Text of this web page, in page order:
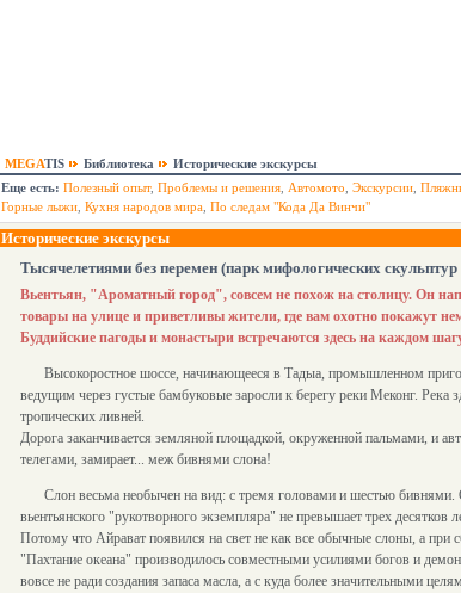
MEGATIS Библиотека
Исторические экскурсы
Еще есть: Полезный опыт, Проблемы и решения Автомото Экскурсии
Горные лыжи Кухня народов мира По следам "Кода Да Винчи"
Исторические экскурсы
Тысячелетиями без перемен (парк мифологических
Вьентьян, "Ароматный город", совсем не похож на столицу. Он
товары на улице и приветливы жители, где вам охотно покажут
Буддийские пагоды и монастыри встречаются здесь на каждом
Высокоростное шоссе, начинающееся в Тадыа, промышленном
ведущим через густые бамбуковые заросли к берегу реки Меконг.
тропических ливней.
Дорога заканчивается земляной площадкой, окруженной пальмами, и
телегами, замирает... меж бивнями слона!
Слон весьма необычен на вид: с тремя головами и шестью
вьентьянского "рукотворного экземпляра" не превышает трех
Потому что Айрават появился на свет не как все обычные слоны, а при
"Пахтание океана" производилось совместными усилиями богов и
вовсе не ради создания запаса масла, а с куда более значительными